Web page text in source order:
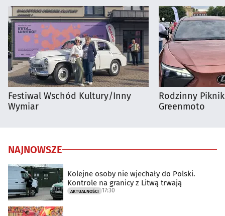
Festiwal Wschód Kultury/Inny
Wymiar
Rodzinny
Greenmoto
NAJNOWSZE
Kolejne osoby nie wjechały do Polski.
Kontrole na granicy z Litwą trwają
AKTUALNOŚCI 17:30